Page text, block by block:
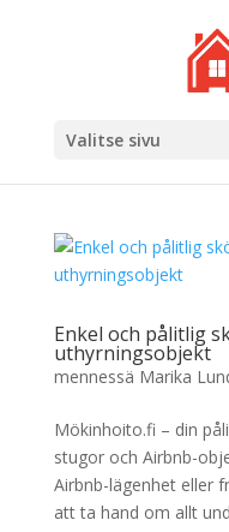
Valitse sivu
Enkel och pålitlig
uthyrningsobjekt
mennessä Marika
Mökinhoito.fi – din
stugor och Airbnb-
Airbnb-lägenhet eller
att ta hand om allt